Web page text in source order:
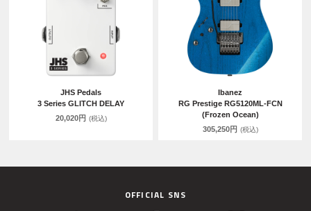
JHS Pedals
3 Series GLITCH DELAY
20,020円 (税込)
Ibanez
RG Prestige RG5120ML-FCN
(Frozen Ocean)
305,250円 (税込)
OFFICIAL SNS